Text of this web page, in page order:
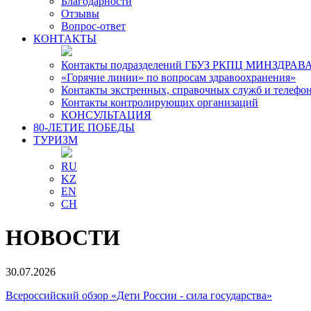
Отзывы
Вопрос-ответ
КОНТАКТЫ
Контакты подразделений ГБУЗ РКПЦ
«Горячие линии» по вопросам здравоохранения»
Контакты экстренных, справочных служб и
Контакты контролирующих организаций
КОНСУЛЬТАЦИЯ
80-ЛЕТИЕ ПОБЕДЫ
ТУРИЗМ
RU
KZ
EN
CH
НОВОСТИ
30.07.2026
Всероссийский обзор «Дети России - сила государства»